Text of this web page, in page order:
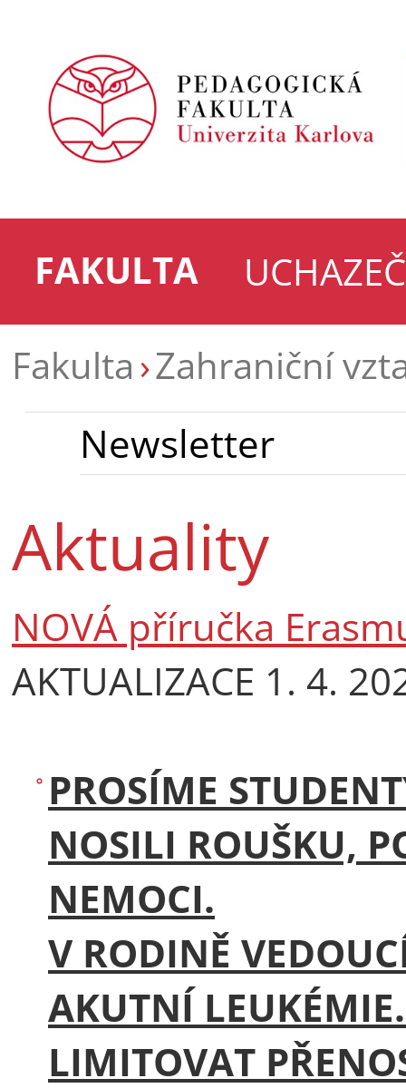
FAKULTA
Fakulta Zahraniční
Newsletter
Aktuality
NOVÁ příručka
AKTUALIZACE 1. 4.
PROSÍME
NOSILI ROUŠKU,
NEMOCI.
V RODINĚ
AKUTNÍ
LIMITOVAT